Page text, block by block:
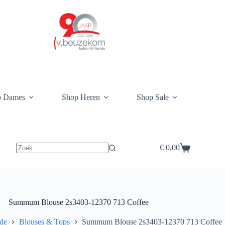
Dames Shop Heren Shop Sale
Winkelwagen
€0,00
Summum Blouse 2s3403-12370 713 Coffee
Blouses & Tops Summum Blouse 2s3403-12370 713 Coffee